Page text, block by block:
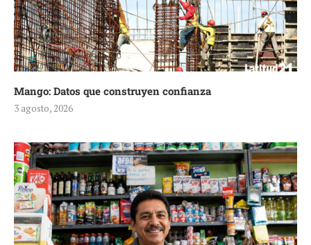
Mango: Datos que construyen confianza
3 agosto, 2026